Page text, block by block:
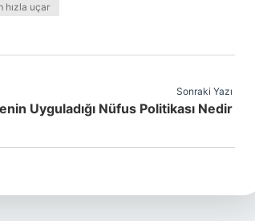
hızla uçar
Sonraki Yazı
Uyguladığı Nüfus Politikası Nedir